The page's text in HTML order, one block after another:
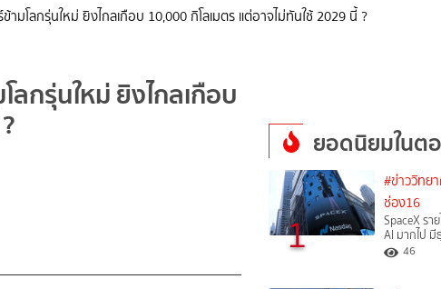
ามโลกรุ่นใหม่ ยิงไกลเกือบ 10,000 กิโลเมตร แต่อาจไม่ทันใช้ 2029 นี้ ?
กรุ่นใหม่ ยิงไกลเกือบ
ยอดนิยมในต
1
#ข่าววิทยา
ช่อง16
SpaceX รา
AI มากไป มี
46